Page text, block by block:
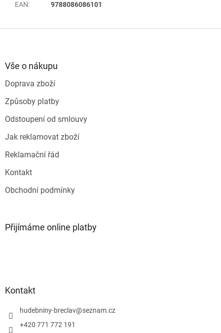
EAN: 9788086086101
Vše o nákupu
Doprava zboží
Způsoby platby
Odstoupení od smlouvy
Jak reklamovat zboží
Reklamační řád
Kontakt
Obchodní podmínky
Přijímáme online platby
Kontakt
hudebniny-breclav@seznam.cz
+420 771 772 191